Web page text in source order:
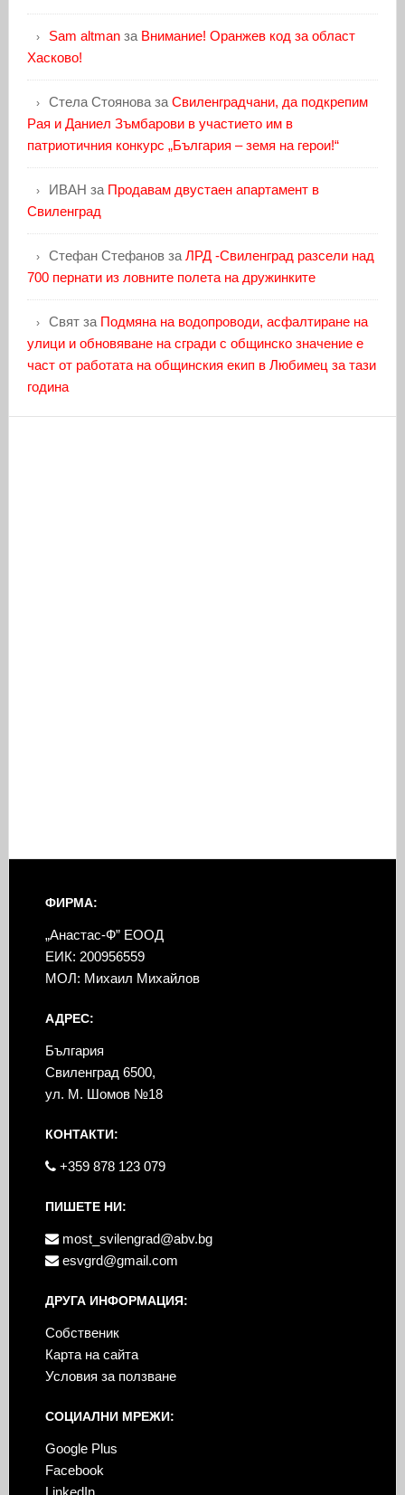
Sam altmanза Внимание! Оранжев код за област
Хасково!
Стела Стояноваза Свиленградчани, да подкрепим
Рая и Даниел Зъмбарови в участието им в
патриотичния конкурс „България – земя на герои!“
ИВАН за Продавам двустаен апартамент в
Свиленград
Стефан Стефановза ЛРД -Свиленград разсели над
700 пернати из ловните полета на дружинките
Святза Подмяна на водопроводи, асфалтиране на
улици и обновяване на сгради с общинско значение е
част от работата на общинския екип в Любимец за тази
година
ФИРМА:
„Анастас-Ф” ЕООД
ЕИК: 200956559
МОЛ: Михаил Михайлов
АДРЕС:
България
Свиленград 6500,
ул. М. Шомов №18
КОНТАКТИ:
+359 878 123 079
ПИШЕТЕ НИ:
most_svilengrad@abv.bg
esvgrd@gmail.com
ДРУГА ИНФОРМАЦИЯ:
Собственик
Карта на сайта
Условия за ползване
СОЦИАЛНИ МРЕЖИ:
Google Plus
Facebook
LinkedIn